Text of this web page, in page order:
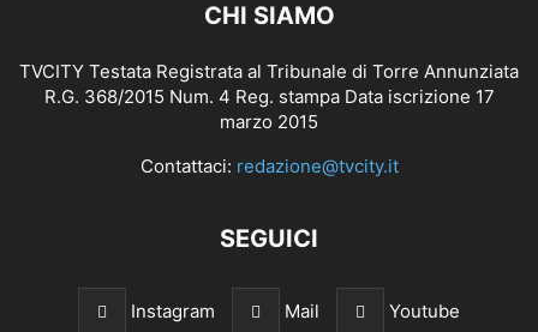
CHI SIAMO
TVCITY Testata Registrata al Tribunale di Torre Annunziata
R.G. 368/2015 Num. 4 Reg. stampa Data iscrizione 17
marzo 2015
Contattaci: redazione@tvcity.it
SEGUICI
Instagram Mail Youtube